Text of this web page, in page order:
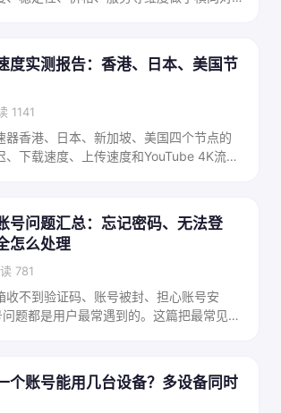
度实测报告：香港、日本、美国节
1141
器香港、日本、新加坡、美国四个节点的
、下载速度、上传速度和YouTube 4K流畅
号问题汇总：忘记密码、无法登
怎么处理
781
收不到验证码、账号被封、担心账号安
题都是用户最常遇到的。这篇把最常见的
个账号能用几台设备？多设备同时